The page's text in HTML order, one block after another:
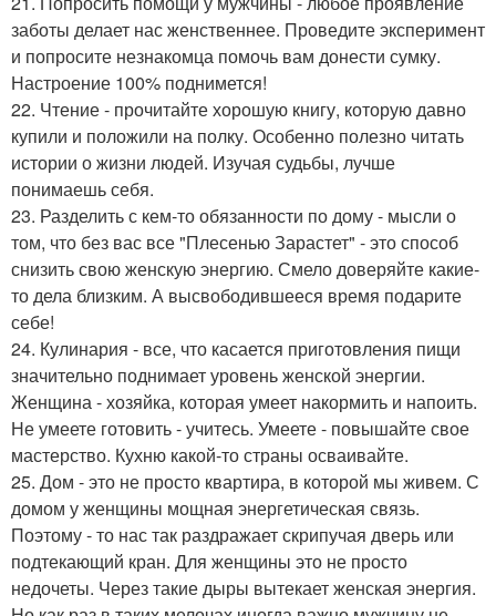
заботы делает нас женственнее. Проведите эксперимент
и попросите незнакомца помочь вам донести сумку.
Настроение 100% поднимется!
22. Чтение - прочитайте хорошую книгу, которую давно
купили и положили на полку. Особенно полезно читать
истории о жизни людей. Изучая судьбы, лучше
понимаешь себя.
23. Разделить с кем-то обязанности по дому - мысли о
том, что без вас все "Плесенью Зарастет" - это способ
снизить свою женскую энергию. Смело доверяйте какие-
то дела близким. А высвободившееся время подарите
себе!
24. Кулинария - все, что касается приготовления пищи
значительно поднимает уровень женской энергии.
Женщина - хозяйка, которая умеет накормить и напоить.
Не умеете готовить - учитесь. Умеете - повышайте свое
мастерство. Кухню какой-то страны осваивайте.
25. Дом - это не просто квартира, в которой мы живем. С
домом у женщины мощная энергетическая связь.
Поэтому - то нас так раздражает скрипучая дверь или
подтекающий кран. Для женщины это не просто
недочеты. Через такие дыры вытекает женская энергия.